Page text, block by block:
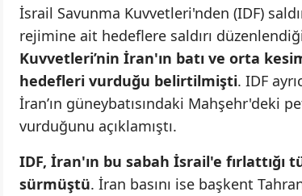
İsrail Savunma Kuvvetleri'nden (IDF)
rejimine ait hedeflere saldırı
Kuvvetleri’nin İran'ın batı ve orta
hedefleri vurduğu belirtilmişti. IDF
İran’ın güneybatısındaki Mahşehr'deki
vurduğunu açıklamıştı.
IDF, İran'ın bu sabah İsrail'e
sürmüştü. İran basını ise başkent